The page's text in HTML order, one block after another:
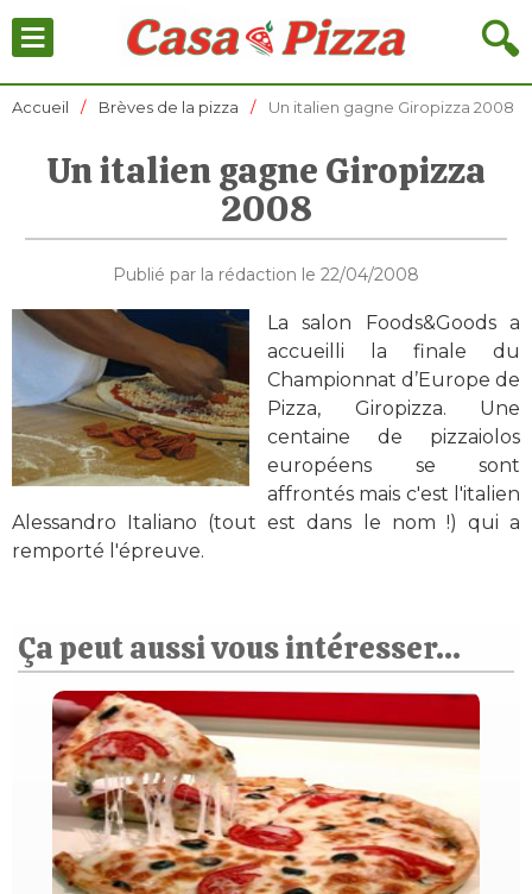
🔍
≡
Accueil Brèves de la pizza Un italien gagne Giropizza 2008
Un italien gagne Giropizza
2008
Publié par la rédaction le 22/04/2008
La salon Foods&Goods a
accueilli la finale du
Championnat d’Europe de
Pizza, Giropizza. Une
centaine de pizzaiolos
européens se sont
affrontés mais c'est l'italien
Alessandro Italiano (tout est dans le nom !) qui a
remporté l'épreuve.
Ça peut aussi vous intéresser...